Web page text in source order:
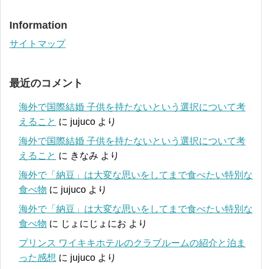
Information
サイトマップ
最近のコメント
海外で国際結婚 子供を持たないという選択について考
えること に jujuco より
海外で国際結婚 子供を持たないという選択について考
えること に きなみ より
海外で「納豆」は大変な思いをしてまで食べたい特別な
食べ物 に jujuco より
海外で「納豆」は大変な思いをしてまで食べたい特別な
食べ物 に じょにじょにお より
プリンス ワイキキホテルのクラブルームの紹介と泊ま
った感想 に jujuco より